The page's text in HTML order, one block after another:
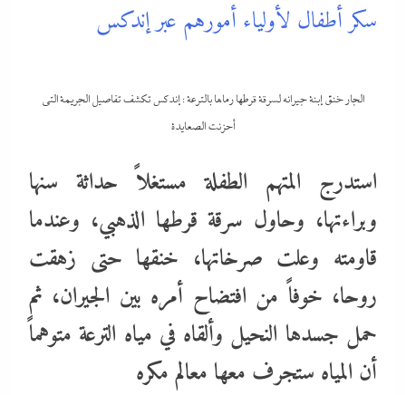
سكر أطفال لأولياء أمورهم عبر إندكس
الجار خنق إبنة جيرانه لسرقة قرطها رماها بالترعة : إندكس تكشف تفاصيل الجريمة التى
أحزنت الصعايدة
استدرج المتهم الطفلة مستغلاً حداثة سنها
وبراءتها، وحاول سرقة قرطها الذهبي، وعندما
قاومته وعلت صرخاتها، خنقها حتى زهقت
روحا، خوفاً من افتضاح أمره بين الجيران، ثم
حمل جسدها النحيل وألقاه في مياه الترعة متوهماً
أن المياه ستجرف معها معالم مكره